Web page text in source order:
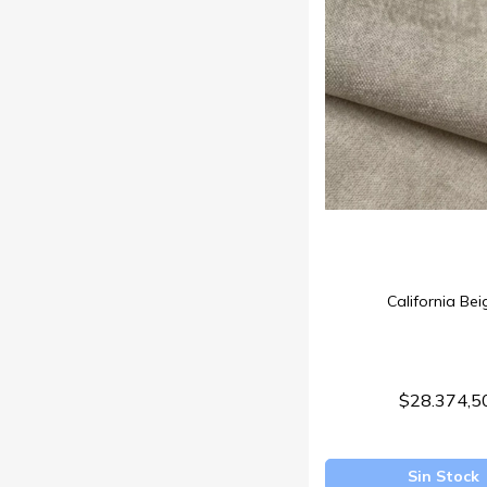
California
Sin Stock